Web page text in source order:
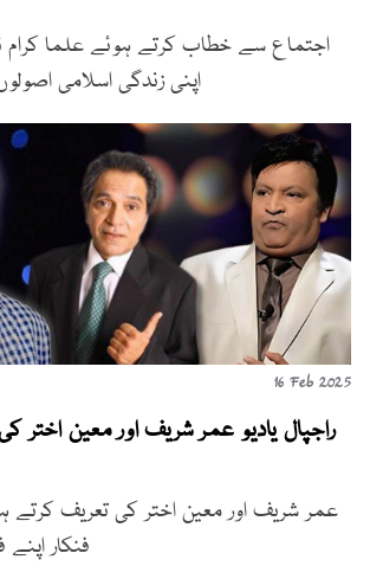
اجتماع سے خطاب کرتے ہوئے علما
اپنی زندگی اسلامی
16 Feb 2025
راجپال یادیو عمر شریف اور معین اختر
عمر شریف اور معین اختر کی تعریف کرتے
فنکار